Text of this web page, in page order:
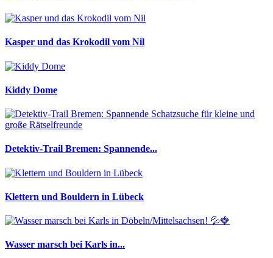
Kasper und das Krokodil vom Nil
Kiddy Dome
Detektiv-Trail Bremen: Spannende...
Klettern und Bouldern in Lübeck
Wasser marsch bei Karls in...